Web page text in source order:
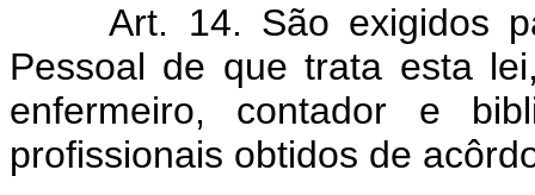
Art. 14. São exigidos
Pessoal de que trata esta
enfermeiro, contador e
profissionais obtidos de